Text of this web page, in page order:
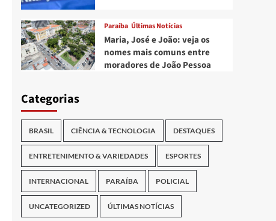
Paraíba Últimas Notícias
Maria, José e João: veja os
nomes mais comuns entre
moradores de João Pessoa
Categorias
BRASIL CIÊNCIA & TECNOLOGIA DESTAQUES
ENTRETENIMENTO & VARIEDADES ESPORTES
INTERNACIONAL PARAÍBA POLICIAL
UNCATEGORIZED ÚLTIMAS NOTÍCIAS